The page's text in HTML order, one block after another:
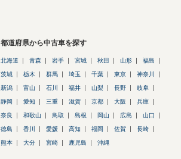
都道府県から中古車を探す
北海道 青森 岩手 宮城 秋田 山形 福島
茨城 栃木 群馬 埼玉 千葉 東京 神奈川
新潟 富山 石川 福井 山梨 長野 岐阜
静岡 愛知 三重 滋賀 京都 大阪 兵庫
奈良 和歌山 鳥取 島根 岡山 広島 山口
徳島 香川 愛媛 高知 福岡 佐賀 長崎
熊本 大分 宮崎 鹿児島 沖縄